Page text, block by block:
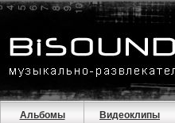
Альбомы Видеоклипы